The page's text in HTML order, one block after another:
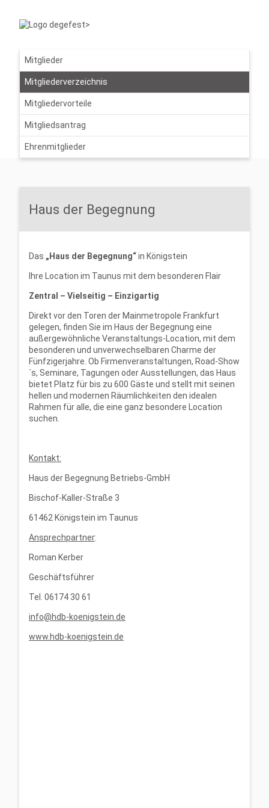
Mitglieder
Mitgliederverzeichnis
Mitgliedervorteile
Mitgliedsantrag
Ehrenmitglieder
Haus der Begegnung
Das „ Haus der Begegnung“in Königstein
Ihre Location im Taunus mit dem besonderen Flair
Zentral – Vielseitig – Einzigartig
Direkt vor den Toren der Mainmetropole Frankfurt
gelegen, finden Sie im Haus der Begegnung eine
außergewöhnliche Veranstaltungs-Location, mit dem
besonderen und unverwechselbaren Charme der
Fünfzigerjahre. Ob Firmenveranstaltungen, Road-Show
´s, Seminare, Tagungen oder Ausstellungen, das Haus
bietet Platz für bis zu 600 Gäste und stellt mit seinen
hellen und modernen Räumlichkeiten den idealen
Rahmen für alle, die eine ganz besondere Location
suchen.
Kontakt:
Haus der Begegnung Betriebs-GmbH
Bischof-Kaller-Straße 3
61462 Königstein im Taunus
Ansprechpartner:
Roman Kerber
Geschäftsführer
Tel. 06174 30 61
info@hdb-koenigstein.de
www.hdb-koenigstein.de